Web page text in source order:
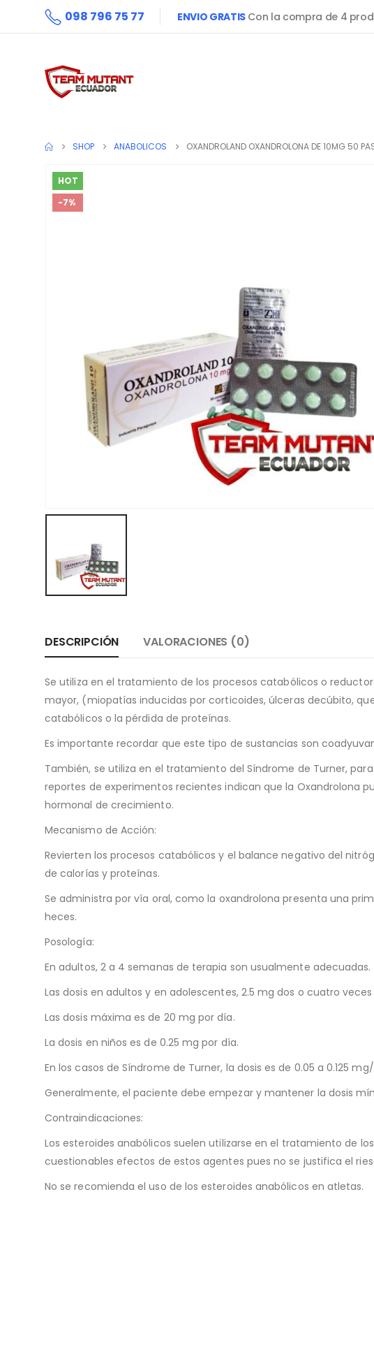
098 796 75 77 ENVIO GRATISCon la compra de 4
SHOP ANABOLICOS OXANDROLAND OXANDROLONA DE 10MG 50
HOT
-7%
DESCRIPCIÓN VALORACIONES (0)
Se utiliza en el tratamiento de los procesos catabólicos o
mayor, (miopatías inducidas por corticoides, úlceras decúbito,
catabólicos o la pérdida de proteínas.
Es importante recordar que este tipo de sustancias son
También, se utiliza en el tratamiento del Síndrome de Turner,
reportes de experimentos recientes indican que la
hormonal de crecimiento.
Mecanismo de Acción:
Revierten los procesos catabólicos y el balance negativo del
de calorías y proteínas.
Se administra por vía oral, como la oxandrolona presenta una
heces.
Posología:
En adultos, 2 a 4 semanas de terapia son usualmente adecuadas.
Las dosis en adultos y en adolescentes, 2.5 mg dos o cuatro veces
Las dosis máxima es de 20 mg por día.
La dosis en niños es de 0.25 mg por día.
En los casos de Síndrome de Turner, la dosis es de 0.05 a 0.125
Generalmente, el paciente debe empezar y mantener la dosis
Contraindicaciones:
Los esteroides anabólicos suelen utilizarse en el tratamiento de
cuestionables efectos de estos agentes pues no se justifica el
No se recomienda el uso de los esteroides anabólicos en atletas.